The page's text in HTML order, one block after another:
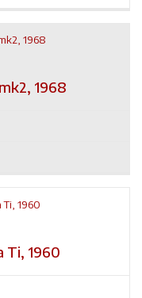
1968
Ti, 1960